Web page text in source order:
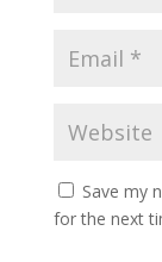
Save my
for the next